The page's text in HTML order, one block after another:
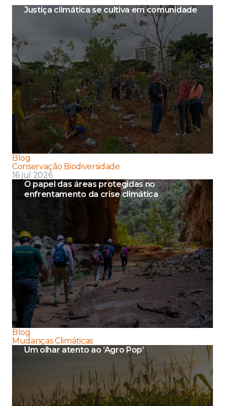
Justiça climática se cultiva em comunidade
Blog
Conservação Biodiversidade
16 jul 2026
O papel das áreas protegidas no
enfrentamento da crise climática
Blog
Mudanças Climáticas
Um olhar atento ao ‘Agro Pop’